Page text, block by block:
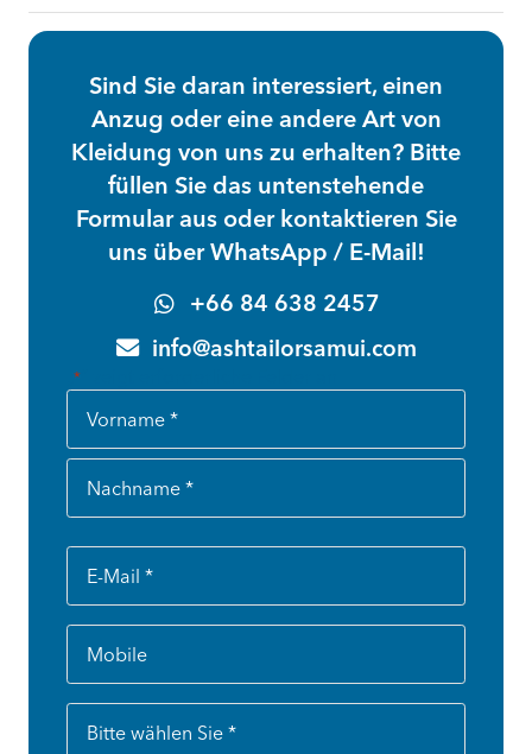
Sind Sie daran interessiert, einen
Anzug oder eine andere Art von
Kleidung von uns zu erhalten? Bitte
füllen Sie das untenstehende
Formular aus oder kontaktieren Sie
uns über WhatsApp / E-Mail!
+66 84 638 2457
info@ashtailorsamui.com
*
Name
Vorname
E-
Mail
*
Mobil
(auch
für
die
Verwendung
Betreff